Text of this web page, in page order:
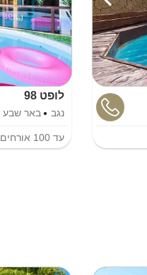
לופט 98
נגב באר שבע
עד 100 אורחים